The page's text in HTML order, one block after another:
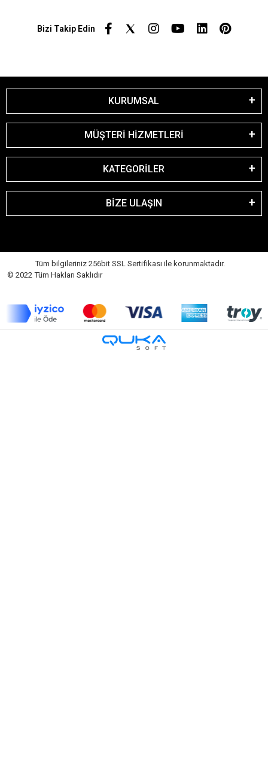
Bizi Takip Edin
KURUMSAL
MÜŞTERİ HİZMETLERİ
KATEGORİLER
BİZE ULAŞIN
Tüm bilgileriniz 256bit SSL Sertifikası ile korunmaktadır.
© 2022 Tüm Hakları Saklıdır